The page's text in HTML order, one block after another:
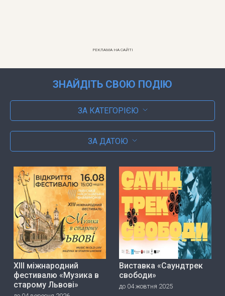
РЕКЛАМА НА САЙТІ
ЗНАЙДІТЬ СВОЮ ПОДІЮ
ЗА КАТЕГОРІЄЮ
ЗА ДАТОЮ
ХІІІ міжнародний
фестивалю «Музика в
старому Львові»
Виставка «Саундтрек
свободи»
до 04 жовтня 2025